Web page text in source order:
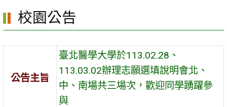
校園公告
公告主旨
臺北醫學大學於113.02.28、
113.03.02辦理志願選填說明會北、
中、南場共三場次，歡迎同學踴躍參
與